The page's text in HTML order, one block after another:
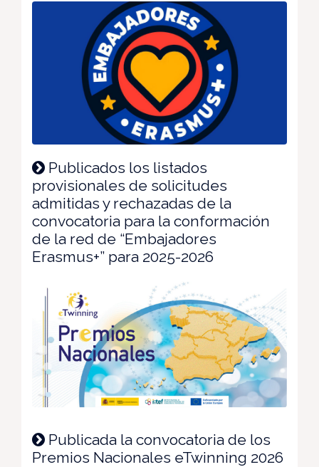
Publicados los listados
provisionales de solicitudes
admitidas y rechazadas de la
convocatoria para la conformación
de la red de “Embajadores
Erasmus+” para 2025-2026
Publicada la convocatoria de los
Premios Nacionales eTwinning 2026